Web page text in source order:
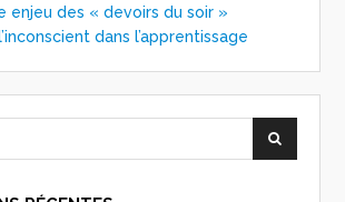
enjeu des « devoirs du soir »
dans l’apprentissage